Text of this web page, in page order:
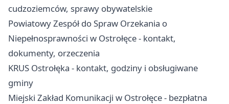
cudzoziemców, sprawy obywatelskie
Powiatowy Zespół do Spraw Orzekania o
Niepełnosprawności w Ostrołęce - kontakt,
dokumenty, orzeczenia
KRUS Ostrołęka - kontakt, godziny i obsługiwane
gminy
Miejski Zakład Komunikacji w Ostrołęce - bezpłatna